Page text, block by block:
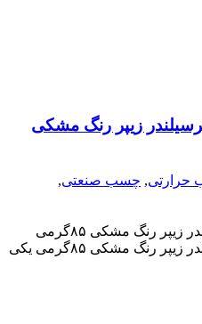
زیپر رنگ مشکی
, چسب صنعتی,
چسب واشر ساز حرارتی سرسیلندر زیپر رنگ مشکی ۸۵گرمی
چسب واشر ساز حرارتی سرسیلندر زیپر رنگ مشکی ۸۵گرمی یکی